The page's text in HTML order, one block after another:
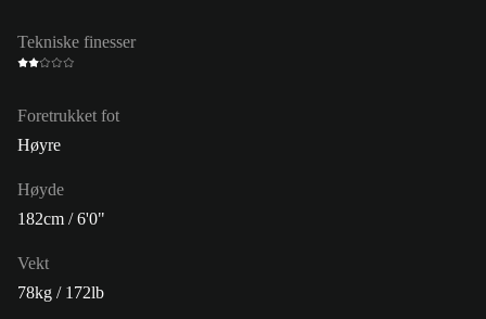
Tekniske finesser
Foretrukket fot
Høyre
Høyde
182cm / 6'0"
Vekt
78kg / 172lb